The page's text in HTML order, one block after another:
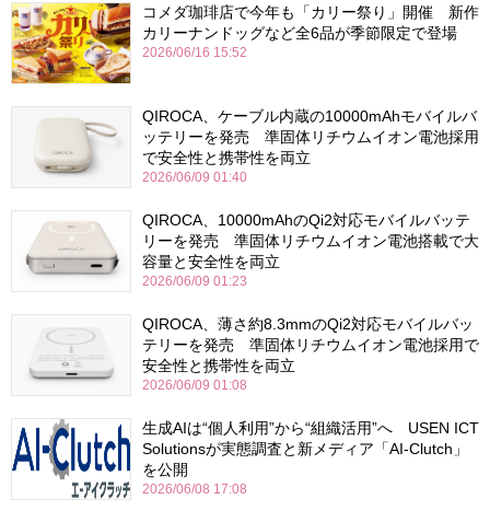
コメダ珈琲店で今年も「カリー祭り」開催 新作
カリーナンドッグなど全6品が季節限定で登場
2026/06/16 15:52
QIROCA、ケーブル内蔵の10000mAhモバイルバ
ッテリーを発売 準固体リチウムイオン電池採用
で安全性と携帯性を両立
2026/06/09 01:40
QIROCA、10000mAhのQi2対応モバイルバッテ
リーを発売 準固体リチウムイオン電池搭載で大
容量と安全性を両立
2026/06/09 01:23
QIROCA、薄さ約8.3mmのQi2対応モバイルバッ
テリーを発売 準固体リチウムイオン電池採用で
安全性と携帯性を両立
2026/06/09 01:08
生成AIは“個人利用”から“組織活用”へ USEN ICT
Solutionsが実態調査と新メディア「AI-Clutch」
を公開
2026/06/08 17:08